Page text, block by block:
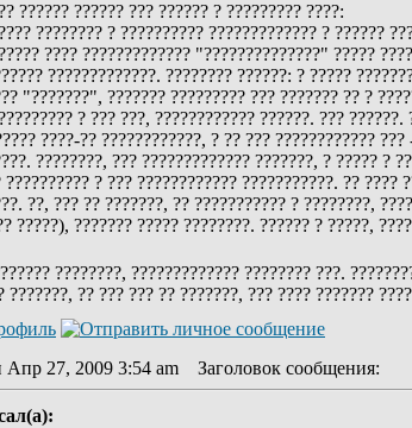
?????? ?????? ??? ?????? ? ????????? ????:
???????? ? ?????????? ????????????? ? ??????
???? ????????????? "??????????????" ?????
?????????????. ???????? ??????: ? ?????
"???????", ??????? ????????? ??? ??????? ?? ?
? ??? ???, ???????????? ??????. ???
????-?? ????????????, ? ?? ??? ????????????
????????, ??? ????????????? ???????, ? ????? ?
?????????? ? ??? ???????????? ???????????. ??
??, ??? ?? ???????, ?? ??????????? ? ????????,
?????), ??????? ????? ????????. ?????? ? ?????,
????????, ????????????? ???????? ???.
???????, ?? ??? ??? ?? ???????, ??? ???? ???????
27, 2009 3:54 am Заголовок сообщения: